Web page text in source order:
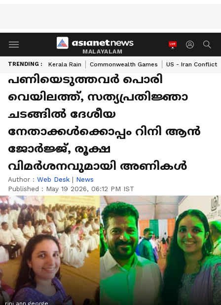
MALAYALAM
TRENDING : Kerala Rain Commonwealth Games US - Iran Conflict
പണിയെടുത്തവർ പൊരി
വെയിലത്ത്, സത്യപ്രതിജ്ഞാ
ചടങ്ങിൽ ദേശീയ
നേതാക്കൾക്കൊപ്പം റിനി ആൻ
ജോർജ്ജ്, രൂക്ഷ
വിമർശനവുമായി അണികൾ
Author : Web Desk | News
Published : May 19 2026, 06:12 PM IST